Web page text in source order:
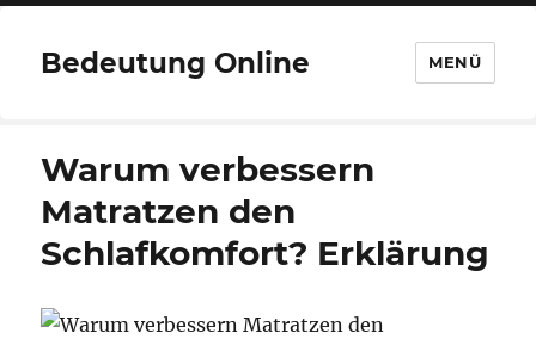
Bedeutung Online MENÜ
Warum verbessern
Matratzen den
Schlafkomfort? Erklärung